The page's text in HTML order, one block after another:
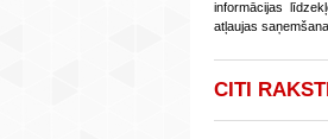
informācijas
atļaujas
CITI